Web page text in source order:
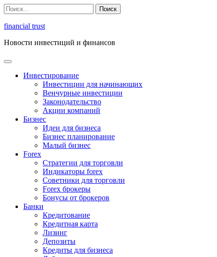
Перейти
к
содержимому
Найти:
financial trust
Новости инвестиций и финансов
Инвестирование
Инвестиции для начинающих
Венчурные инвестиции
Законодательство
Акции компаний
Бизнес
Идеи для бизнеса
Бизнес планирование
Малый бизнес
Forex
Стратегии для торговли
Индикаторы forex
Советники для торговли
Forex брокеры
Бонусы от брокеров
Банки
Кредитование
Кредитная карта
Лизинг
Депозиты
Кредиты для бизнеса